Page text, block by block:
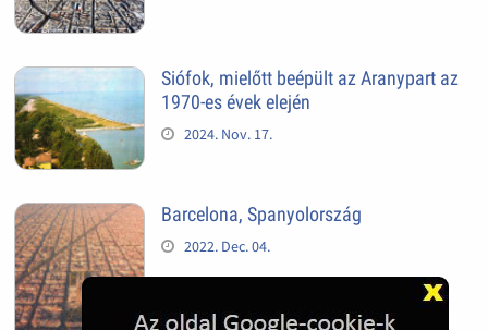
Siófok, mielőtt beépült az Aranypart az
1970-es évek elején
2024. Nov. 17.
Barcelona, Spanyolország
2022. Dec. 04.